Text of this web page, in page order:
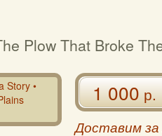
Plow That Broke
1 000р.
Доставим за